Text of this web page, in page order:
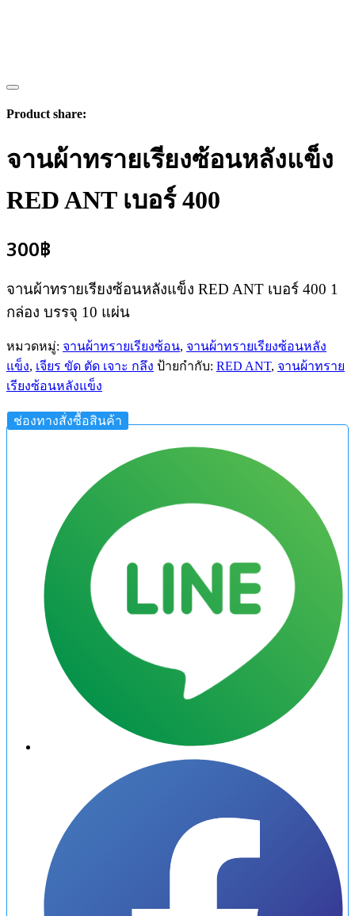
Product share:
จานผ้าทรายเรียงซ้อนหลังแข็ง
RED ANT เบอร์ 400
300฿
จานผ้าทรายเรียงซ้อนหลังแข็ง RED ANT เบอร์ 400 1
กล่อง บรรจุ 10 แผ่น
หมวดหมู่: จานผ้าทรายเรียงซ้อน, จานผ้าทรายเรียงซ้อนหลัง
แข็ง, เจียร ขัด ตัด เจาะ กลึง ป้ายกำกับ: RED ANT, จานผ้าทราย
เรียงซ้อนหลังแข็ง
ช่องทางสั่งซื้อสินค้า